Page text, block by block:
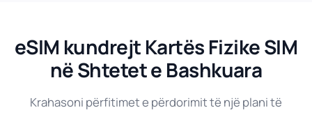
eSIM kundrejt Kartës Fizike SIM
në Shtetet e Bashkuara
Krahasoni përfitimet e përdorimit të një plani të